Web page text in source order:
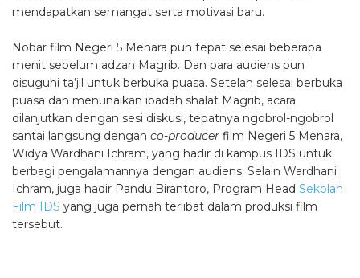
mendapatkan semangat serta motivasi baru.
Nobar film Negeri 5 Menara pun tepat selesai beberapa
menit sebelum adzan Magrib. Dan para audiens pun
disuguhi ta’jil untuk berbuka puasa. Setelah selesai berbuka
puasa dan menunaikan ibadah shalat Magrib, acara
dilanjutkan dengan sesi diskusi, tepatnya ngobrol-ngobrol
santai langsung dengan co-producer film Negeri 5 Menara,
Widya Wardhani Ichram, yang hadir di kampus IDS untuk
berbagi pengalamannya dengan audiens. Selain Wardhani
Ichram, juga hadir Pandu Birantoro, Program Head Sekolah
Film IDS yang juga pernah terlibat dalam produksi film
tersebut.